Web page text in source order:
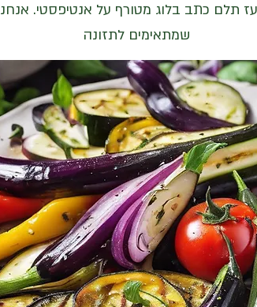
תלם כתב בלוג מטורף על אנטיפסטי.
שמתאימים לתזונה